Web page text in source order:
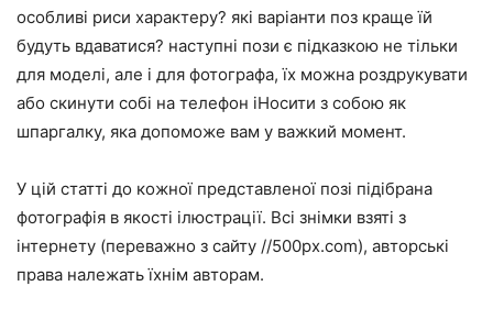
особливі риси характеру? які варіанти поз краще їй
будуть вдаватися? наступні пози є підказкою не тільки
для моделі, але і для фотографа, їх можна роздрукувати
або скинути собі на телефон іНосити з собою як
шпаргалку, яка допоможе вам у важкий момент.
У цій статті до кожної представленої позі підібрана
фотографія в якості ілюстрації. Всі знімки взяті з
інтернету (переважно з сайту //500px.com), авторські
права належать їхнім авторам.